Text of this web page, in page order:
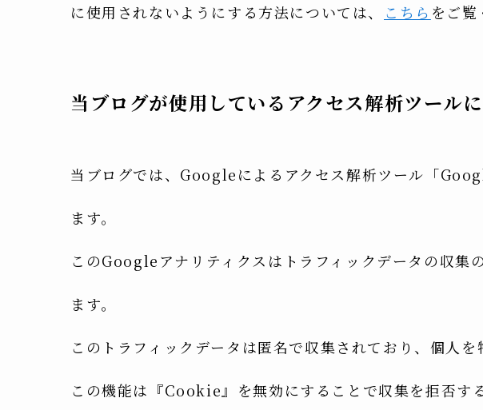
に使用されないようにする方法については、 こちら をご覧
当ブログが使用しているアクセス解析ツール
当ブログでは、Googleによるアクセス解析ツール「
ます。
このGoogleアナリティクスはトラフィックデータの収
ます。
このトラフィックデータは匿名で収集されており、個人を
この機能は『Cookie』を無効にすることで収集を拒否す